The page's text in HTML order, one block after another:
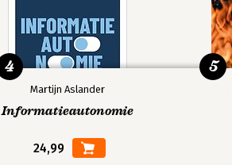
Martijn Aslander
Informatieautonomie
24,99
4 5